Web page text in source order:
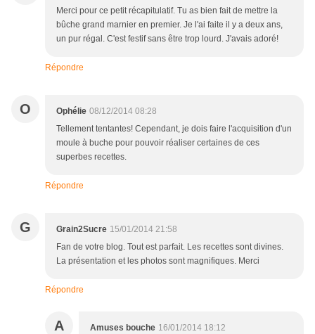
Merci pour ce petit récapitulatif. Tu as bien fait de mettre la
bûche grand marnier en premier. Je l'ai faite il y a deux ans,
un pur régal. C'est festif sans être trop lourd. J'avais adoré!
Répondre
O Ophélie 08/12/2014 08:28
Tellement tentantes! Cependant, je dois faire l'acquisition d'un
moule à buche pour pouvoir réaliser certaines de ces
superbes recettes.
Répondre
G Grain2Sucre 15/01/2014 21:58
Fan de votre blog. Tout est parfait. Les recettes sont divines.
La présentation et les photos sont magnifiques. Merci
Répondre
A Amuses bouche 16/01/2014 18:12